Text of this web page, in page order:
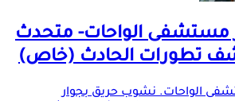
مستشفى الواحات- متحدث
تطورات الحادث (خاص)
الواحات. نشوب حريق بجوار